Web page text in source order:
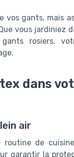
vos gants, mais
vous jardiniez
rosiers,
dans
air
de
garantir la